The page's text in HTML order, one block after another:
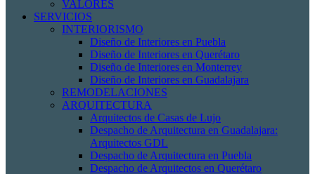
VALORES
SERVICIOS
INTERIORISMO
Diseño de Interiores en Puebla
Diseño de Interiores en Querétaro
Diseño de Interiores en Monterrey
Diseño de Interiores en Guadalajara
REMODELACIONES
ARQUITECTURA
Arquitectos de Casas de Lujo
Despacho de Arquitectura en Guadalajara:
Arquitectos GDL
Despacho de Arquitectura en Puebla
Despacho de Arquitectos en Querétaro